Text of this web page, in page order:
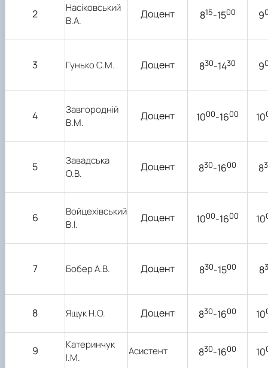
2
Насіковський
В.А.
Доцент 815-1500 9
3 Гунько С.М. Доцент 830-1430 9
4
Завгородній
В.М.
Доцент 1000-1600 10
5
Завадська
О.В.
Доцент 830-1600 8
6
Войцехівський
В.І.
Доцент 1000-1600 10
7 Бобер А.В. Доцент 830-1500 8
8 Ящук Н.О. Доцент 830-1600 10
9
Катеринчук
І.М.
Асистент 830-1600 10